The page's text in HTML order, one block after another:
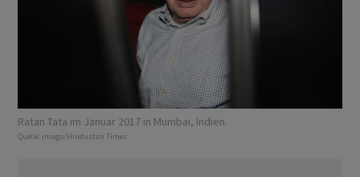
Ratan Tata im Januar 2017 in Mumbai, Indien.
Quelle: imago/Hindustan Times